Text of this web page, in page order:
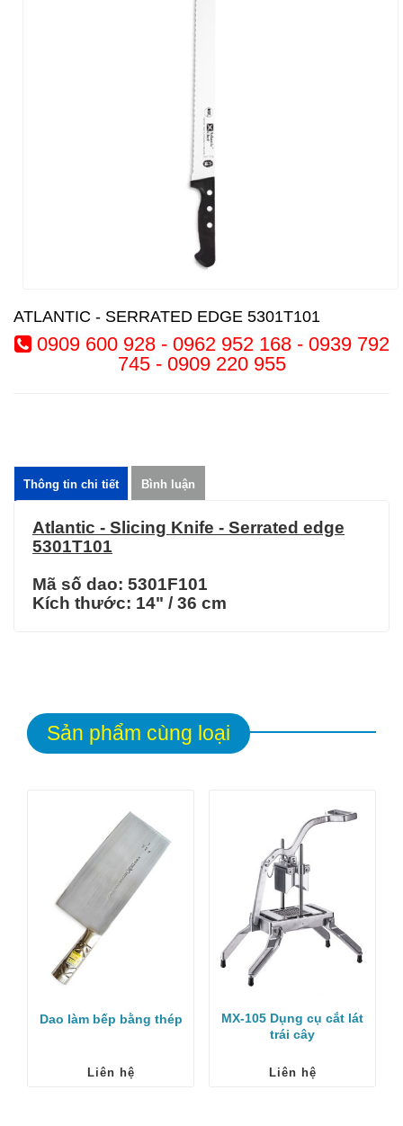
ATLANTIC - SERRATED EDGE 5301T101
0909 600 928 - 0962 952 168 - 0939 792
745 - 0909 220 955
Thông tin chi tiết Bình luận
Atlantic - Slicing Knife - Serrated edge
5301T101
Mã số dao: 5301F101
Kích thước: 14" / 36 cm
Sản phẩm cùng loại
Dao làm bếp bằng thép
Liên hệ
MX-105 Dụng cụ cắt lát
trái cây
Liên hệ